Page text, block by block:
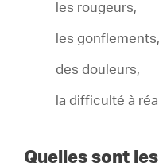
les rougeurs,
les gonflements,
des douleurs,
la difficulté à
Quelles sont